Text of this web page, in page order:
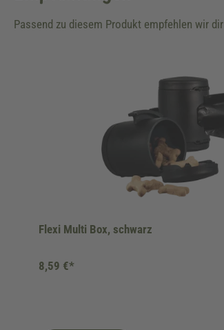
Passend zu diesem Produkt empfehlen wir dir
Flexi Multi Box, schwarz
8,59 €*